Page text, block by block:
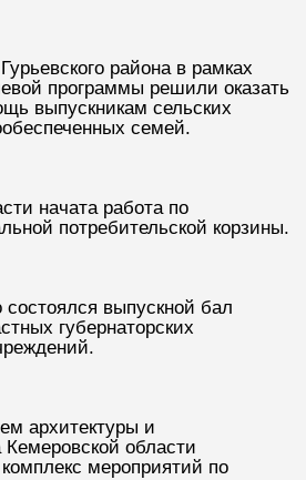
района в рамках
программы решили оказать
выпускникам сельских
семей.
начата работа по
потребительской корзины.
выпускной бал
губернаторских
архитектуры и
Кемеровской области
мероприятий по